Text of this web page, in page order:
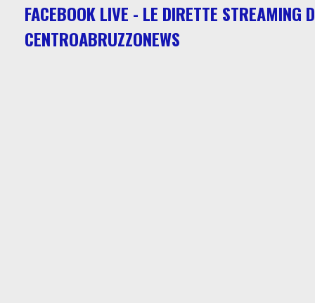
FACEBOOK LIVE - LE DIRETTE STREAMING
CENTROABRUZZONEWS